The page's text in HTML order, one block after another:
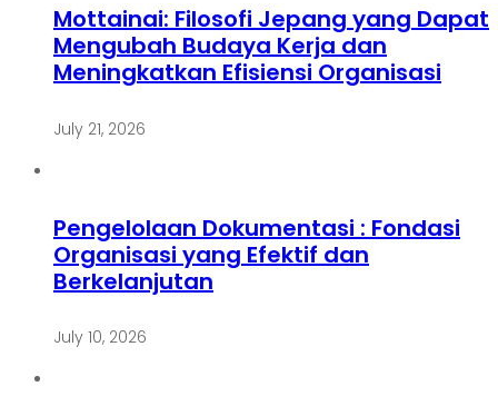
Mottainai: Filosofi Jepang yang Dapat
Mengubah Budaya Kerja dan
Meningkatkan Efisiensi Organisasi
July 21, 2026
Pengelolaan Dokumentasi : Fondasi
Organisasi yang Efektif dan
Berkelanjutan
July 10, 2026